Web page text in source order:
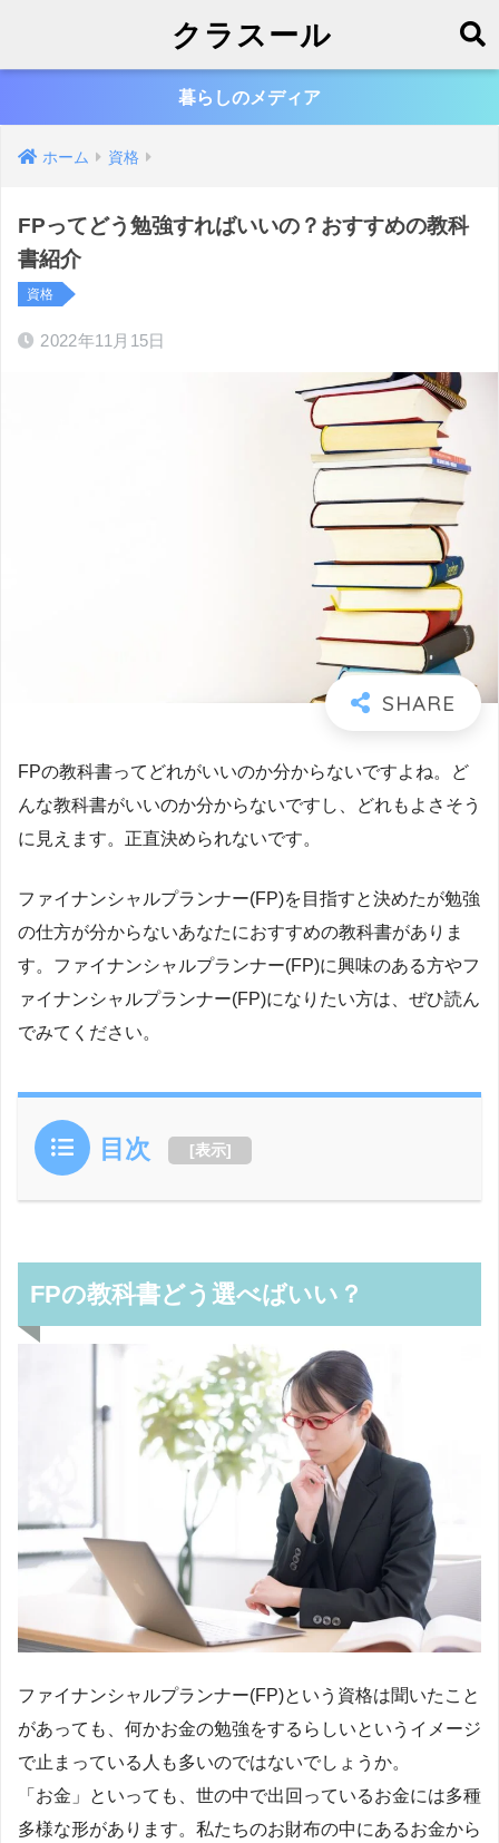
クラスール
暮らしのメディア
ホーム 資格
FPってどう勉強すればいいの？おすすめの教科
書紹介
資格
2022年11月15日
FPの教科書ってどれがいいのか分からないですよね。ど
んな教科書がいいのか分からないですし、どれもよさそう
に見えます。正直決められないです。
ファイナンシャルプランナー(FP)を目指すと決めたが勉強
の仕方が分からないあなたにおすすめの教科書がありま
す。ファイナンシャルプランナー(FP)に興味のある方やフ
ァイナンシャルプランナー(FP)になりたい方は、ぜひ読ん
でみてください。
目次 [表示]
FPの教科書どう選べばいい？
ファイナンシャルプランナー(FP)という資格は聞いたこと
があっても、何かお金の勉強をするらしいというイメージ
で止まっている人も多いのではないでしょうか。
「お金」といっても、世の中で出回っているお金には多種
多様な形があります。私たちのお財布の中にあるお金から